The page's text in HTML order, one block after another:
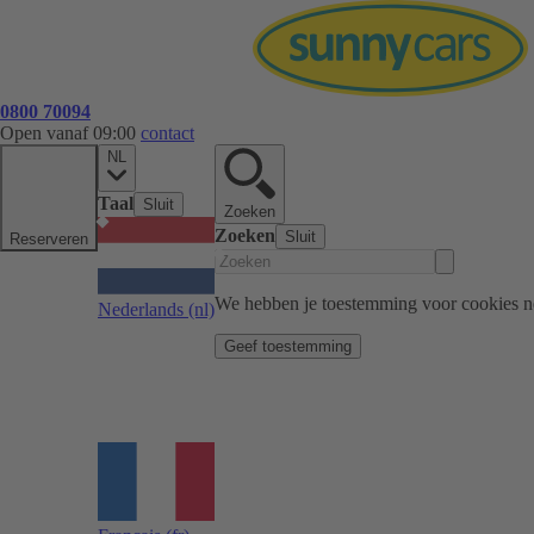
0800 70094
Open vanaf 09:00 contact
Reserveren
NL
Taal Sluit
Nederlands (nl)
Zoeken
Zoeken Sluit
We hebben je toestemming voor cookies
Geef toestemming